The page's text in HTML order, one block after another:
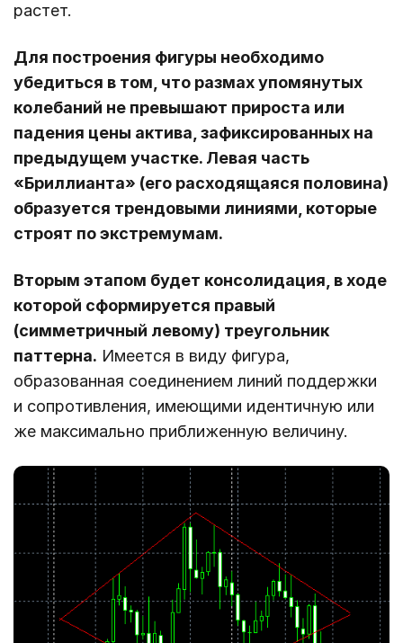
растет.
Для построения фигуры необходимо
убедиться в том, что размах упомянутых
колебаний не превышают прироста или
падения цены актива, зафиксированных на
предыдущем участке. Левая часть
«Бриллианта» (его расходящаяся половина)
образуется трендовыми линиями, которые
строят по экстремумам.
Вторым этапом будет консолидация, в ходе
которой сформируется правый
(симметричный левому) треугольник
паттерна. Имеется в виду фигура,
образованная соединением линий поддержки
и сопротивления, имеющими идентичную или
же максимально приближенную величину.